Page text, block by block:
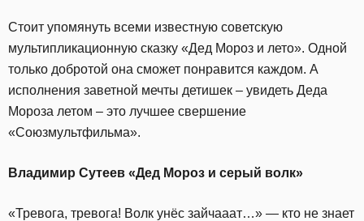
Стоит упомянуть всеми известную советскую
мультипликационную сказку «Дед Мороз и лето». Одной
только добротой она сможет понравится каждом. А
исполнения заветной мечты детишек – увидеть Деда
Мороза летом – это лучшее свершение
«Союзмультфильма».
Владимир Сутеев «Дед Мороз и серый волк»
«Тревога, тревога! Волк унёс зайчааат…» — кто не знает